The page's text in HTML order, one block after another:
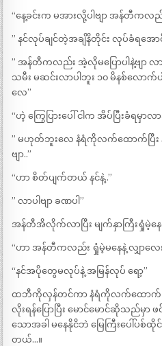
“နေ့ခင်းက မအားလို့ပါဗျာ အန်တီကလည်
” နင်လုပ်ချင်တဲ့အချိနိတိုင်း လုပ်ခံရအေ
” အန်တီကလည်း အဲ့လိုမပြောပါနဲ့ဗျာ
သမီး မဆင်းလာပါဘူး ၁၀ မိနစ်လောက်
လေ”
“ဟဲ့ ကြွေပြားပေါ် ငါက အိပ်ပြီးခံရမှာလာ
” မဟုတ်ဘူးလေ နံရံကိုလက်ထောက်ပြီး နည်
ဗျာ..”
“ဟာ စိတ်ပျက်တယ် နင်နဲ့..”
” လာပါဗျာ ခဏပါ”
အန်တီအိလိုက်လာပြီး မျက်နှာကြီးရှုံမဲ့နေ
“ဟာ အန်တီကလည်း ရှုံမဲ့မနေနဲ့ လျှာလ
“နင်အပိုတွေမလုပ်နဲ့ အမြန်လုပ် ရော့”
ထဘီကိုလှန်တင်ကာ နံရံကိုလက်ထောက်ပြီ
လိုးရန်ပြောပြီး မောင်မောင်ဆိုသည်မှာ
သောအခါ မနေနိုငိဘဲ မြေကြီးပေါ်ပ
တယ်…။